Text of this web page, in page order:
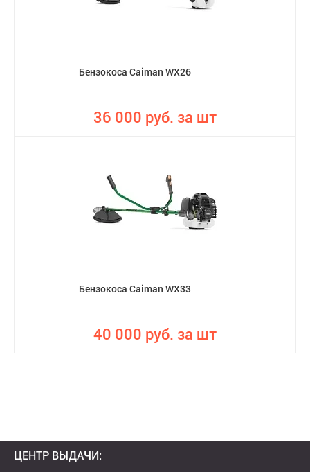
Бензокоса Caiman WX26
36 000 руб. за шт
Бензокоса Caiman WX33
40 000 руб. за шт
ЦЕНТР ВЫДАЧИ: